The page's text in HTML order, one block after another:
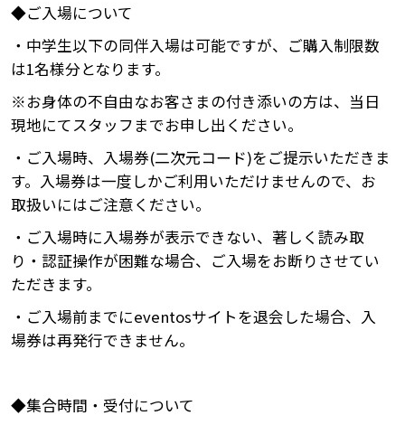
◆ご入場について
・中学生以下の同伴入場は可能ですが、ご購入制限数
は1名様分となります。
※お身体の不自由なお客さまの付き添いの方は、当日
現地にてスタッフまでお申し出ください。
・ご入場時、入場券(二次元コード)をご提示いただきま
す。入場券は一度しかご利用いただけませんので、お
取扱いにはご注意ください。
・ご入場時に入場券が表示できない、著しく読み取
り・認証操作が困難な場合、ご入場をお断りさせてい
ただきます。
・ご入場前までにeventosサイトを退会した場合、入
場券は再発行できません。
◆集合時間・受付について